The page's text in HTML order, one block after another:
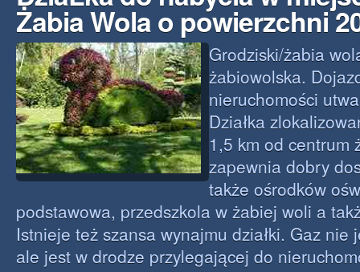
Żabia Wola o powierzchni
Grodziski/żabia
żabiowolska.
nieruchomości
Działka
1,5 km od centrum
zapewnia dobry
także ośrodków
podstawowa, przedszkola w żabiej woli a
Istnieje też szansa wynajmu działki. Gaz nie
ale jest w drodze przylegającej do